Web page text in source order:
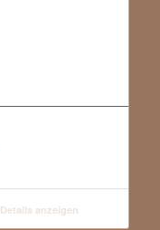
Details anzeigen